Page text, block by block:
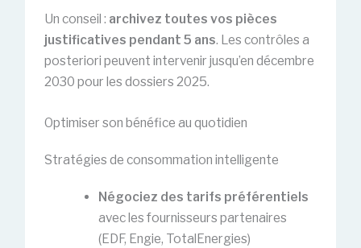
Un conseil : archivez toutes vos pièces
justificatives pendant 5 ans. Les contrôles a
posteriori peuvent intervenir jusqu’en décembre
2030 pour les dossiers 2025.
Optimiser son bénéfice au quotidien
Stratégies de consommation intelligente
Négociez des tarifs préférentiels
avec les fournisseurs partenaires
(EDF, Engie, TotalEnergies)